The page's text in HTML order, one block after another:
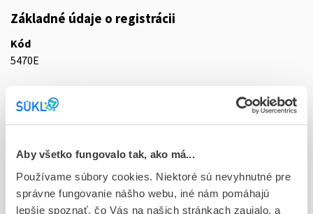
Aby všetko fungovalo tak, ako má...
Používame súbory cookies. Niektoré sú nevyhnutné pre
správne fungovanie nášho webu, iné nám pomáhajú
lepšie spoznať, čo Vás na našich stránkach zaujalo, a
Základné údaje o registrácii
Kód
5470E
16/0026/24-S
tbl flm 60x1x60 mg (blis.OPA/Al/PVC-Al - jednotk.bal.)
R - Aktuálna registrácia